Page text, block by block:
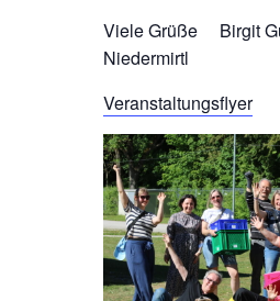
Viele Grüße Birgit
Niedermirtl
Veranstaltungsflyer